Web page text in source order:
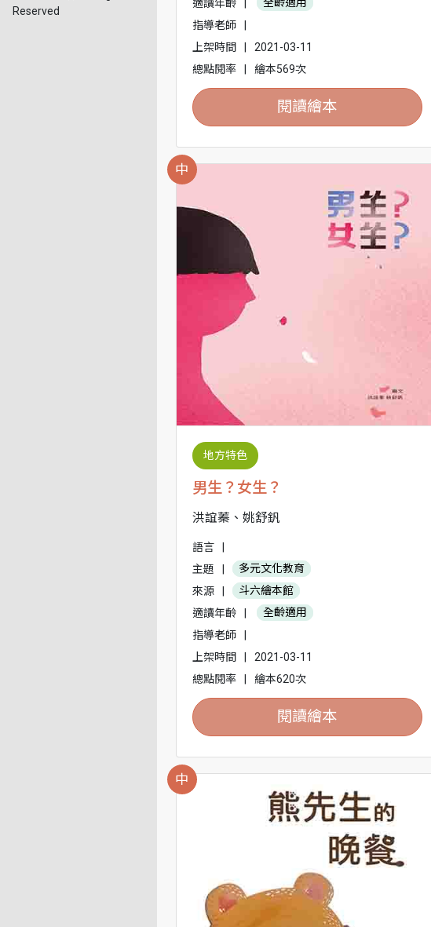
Reserved
適讀年齡
全齡適用
指導老師
上架時間
2021-03-11
總點閱率
繪本569次
閱讀繪本
中
地方特色
男生？女生？
洪誼蓁、姚舒釩
語言
主題
多元文化教育
來源
斗六繪本館
適讀年齡
全齡適用
指導老師
上架時間
2021-03-11
總點閱率
繪本620次
閱讀繪本
中